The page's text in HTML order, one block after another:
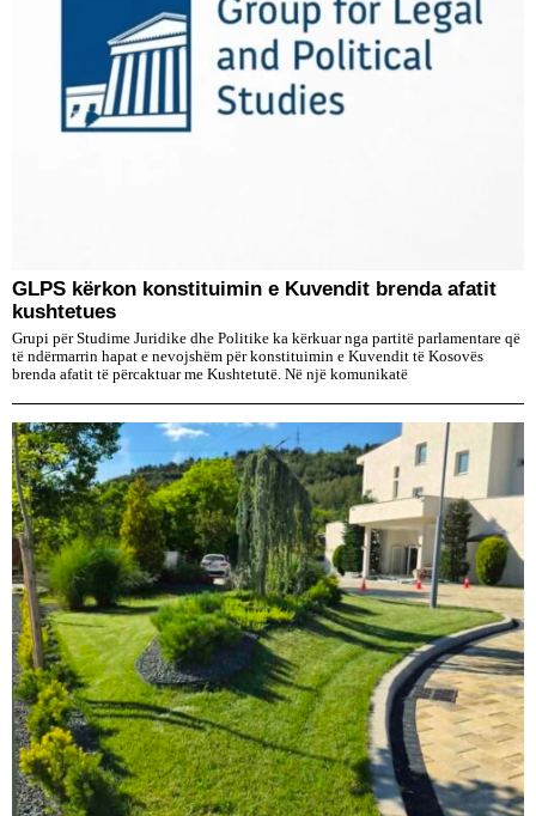
GLPS kërkon konstituimin e Kuvendit brenda afatit
kushtetues
Grupi për Studime Juridike dhe Politike ka kërkuar nga partitë parlamentare që
të ndërmarrin hapat e nevojshëm për konstituimin e Kuvendit të Kosovës
brenda afatit të përcaktuar me Kushtetutë. Në një komunikatë